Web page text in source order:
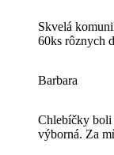
Skvelá
60ks rôznych
Barbara
Chlebíčky boli
výborná. Za